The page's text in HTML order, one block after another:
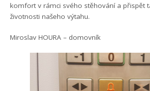
komfort v rámci svého stěhování a přispět
životnosti našeho výtahu.
Miroslav HOURA – domovník